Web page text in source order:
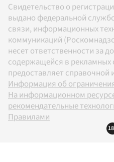
Свидетельство о
выдано федеральной
связи, информационных
коммуникаций
несет ответственности за
содержащейся в рекламных
предоставляет
Информация об
На информационном
рекомендательные
Правилами